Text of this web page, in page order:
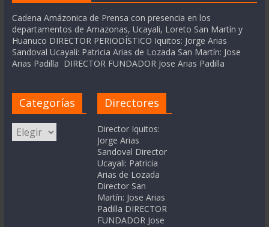
Cadena Amázonica de Prensa con presencia en los
departamentos de Amazonas, Ucayali, Loreto San Martín y
Huanuco DIRECTOR PERIODÍSTICO Iquitos: Jorge Arias
Sandoval Ucayali: Patricia Arias de Lozada San Martín: Jose
Arias Padilla DIRECTOR FUNDADOR Jose Arias Padilla
Categorías
Categorías
Directores
Director Iquitos:
Jorge Arias
Sandoval Director
Ucayali: Patricia
Arias de Lozada
Director San
Martín: Jose Arias
Padilla DIRECTOR
FUNDADOR Jose